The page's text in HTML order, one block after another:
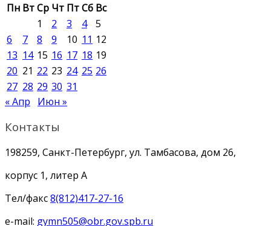
Пн ВтСр Чт ПтСб Вс
1
2 3 4
5
6
7 8 9 10 11 12
13 14 15 16 17 18 19
20 21 22 23 24 25 26
27 28 29 30 31
« Апр
Июн »
Контакты
198259, Санкт-Петербург, ул. Тамбасова, дом 26,
корпус 1, литер А
Тел/факс8(812)417-27-16
e-mail: gymn505@obr.gov.spb.ru